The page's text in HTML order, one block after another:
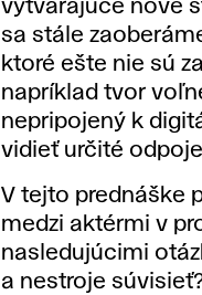
vytvárajúce nové
sa stále
ktoré ešte nie sú
napríklad tvor
nepripojený k
vidieť určité
V tejto prednáške
medzi aktérmi v
nasledujúcimi
a nestroje